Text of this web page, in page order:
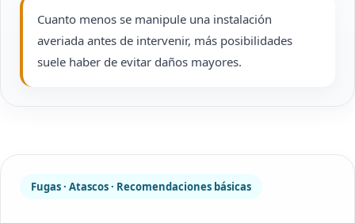
Cuanto menos se manipule una instalación
averiada antes de intervenir, más posibilidades
suele haber de evitar daños mayores.
Fugas · Atascos · Recomendaciones básicas